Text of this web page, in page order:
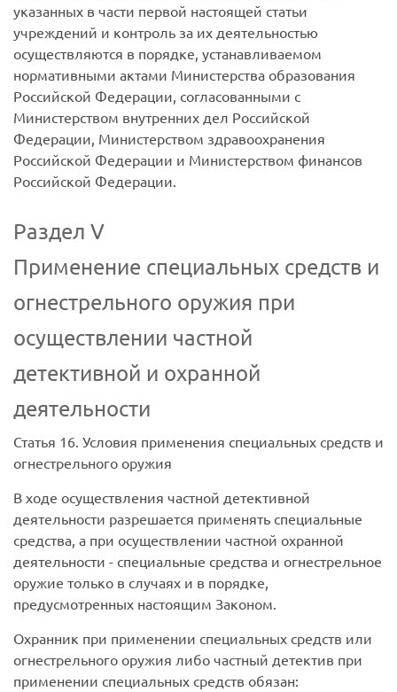
указанных в части первой настоящей статьи
учреждений и контроль за их деятельностью
осуществляются в порядке, устанавливаемом
нормативными актами Министерства образования
Российской Федерации, согласованными с
Министерством внутренних дел Российской
Федерации, Министерством здравоохранения
Российской Федерации и Министерством финансов
Российской Федерации.
Раздел V
Применение специальных средств и
огнестрельного оружия при
осуществлении частной
детективной и охранной
деятельности
Статья 16. Условия применения специальных средств и
огнестрельного оружия
В ходе осуществления частной детективной
деятельности разрешается применять специальные
средства, а при осуществлении частной охранной
деятельности - специальные средства и огнестрельное
оружие только в случаях и в порядке,
предусмотренных настоящим Законом.
Охранник при применении специальных средств или
огнестрельного оружия либо частный детектив при
применении специальных средств обязан: